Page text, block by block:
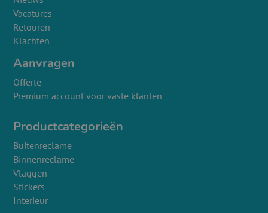
Vacatures
Retouren
Klachten
Aanvragen
Offerte
Premium account voor vaste klanten
Productcategorieën
Buitenreclame
Binnenreclame
Vlaggen
Stickers
Interieur